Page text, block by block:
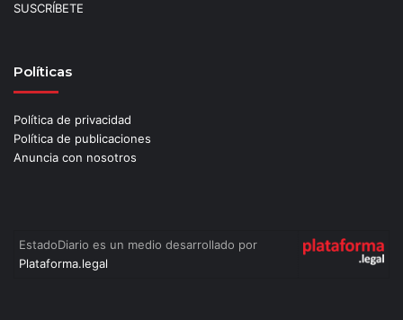
SUSCRÍBETE
Políticas
Política de privacidad
Política de publicaciones
Anuncia con nosotros
EstadoDiario es un medio desarrollado por
Plataforma.legal